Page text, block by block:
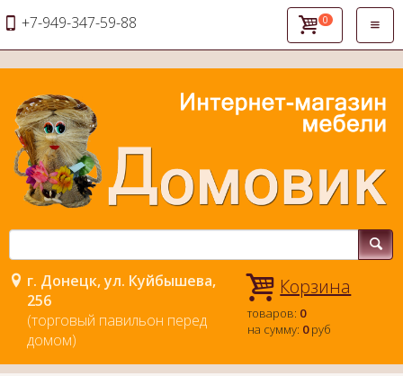
+7-949-347-59-88 0
г. Донецк, ул. Куйбышева,
256
(торговый павильон перед
домом)
Корзина
товаров: 0
на сумму: 0руб